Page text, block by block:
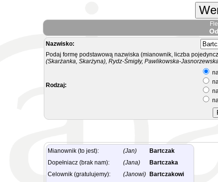
Nazwisko:
Podaj formę podstawową nazwiska (mianownik, liczba
(Skarżanka, Skarżyna), Rydz-Śmigły, Pawlikowska-
Rodzaj:
Mianownik (to jest): (Jan)
Bartczak
Dopełniacz (brak nam):
(Jana)
Bartczaka
Celownik (gratulujemy):
(Janowi)
Bartczakowi